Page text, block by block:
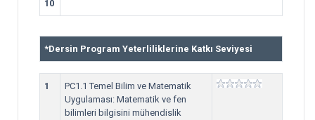
10
*Dersin Program Yeterliliklerine Katkı Seviyesi
1
PC1.1 Temel Bilim ve Matematik
Uygulaması: Matematik ve fen
bilimleri bilgisini mühendislik